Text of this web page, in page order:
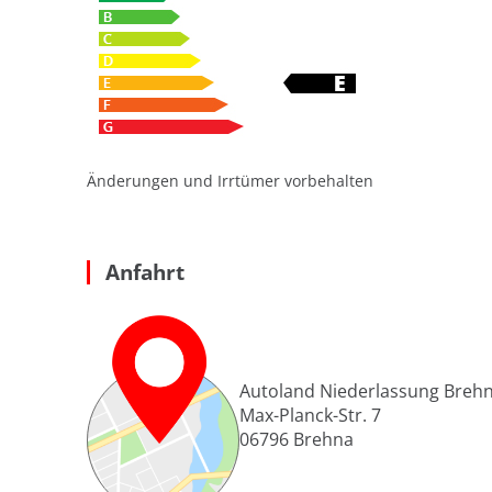
Änderungen und Irrtümer vorbehalten
Anfahrt
Autoland Niederlassung
Max-Planck-Str. 7
06796 Brehna